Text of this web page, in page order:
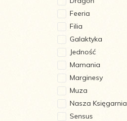
Feeria
Filia
Galaktyka
Jedność
Mamania
Marginesy
Muza
Nasza Księgarnia
Sensus